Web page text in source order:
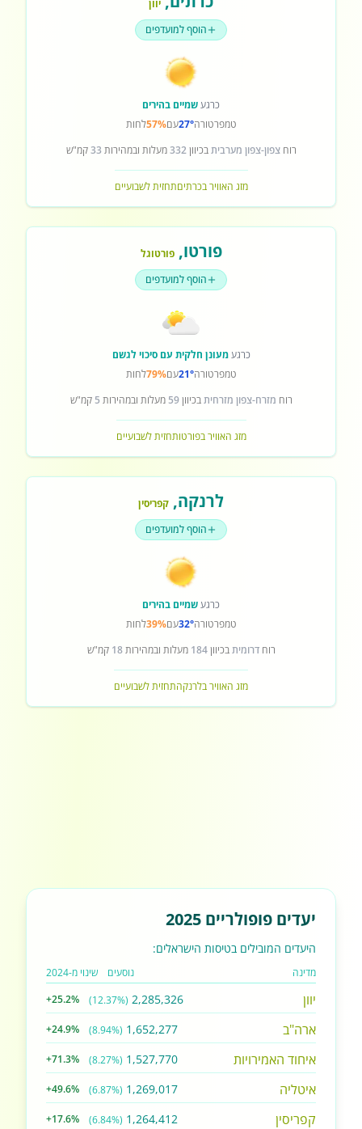
יוון
הוסף למועדפים
כרגעשמיים בהירים
טמפרטורה27°עם57%לחות
רוחצפון-צפון מערביתבכיוון332מעלות ובמהירות 33קמ"ש
מזג האוויר בכרתיםתחזית לשבועיים
פורטו,פורטוגל
הוסף למועדפים
כרגעמעונן חלקית עם סיכוי לגשם
טמפרטורה21°עם79%לחות
רוח מזרח-צפון מזרחיתבכיוון59 מעלות ובמהירות 5 קמ"ש
מזג האוויר בפורטותחזית לשבועיים
לרנקה, קפריסין
הוסף למועדפים
כרגעשמיים בהירים
טמפרטורה32°עם39%לחות
רוחדרומיתבכיוון184 מעלות ובמהירות18 קמ"ש
מזג האוויר בלרנקהתחזית לשבועיים
יעדים פופולריים 2025
היעדים המובילים בטיסות הישראלים:
מדינה נוסעים שינוי מ-2024
יוון 2,285,326
(12.37%)
+25.2%
ארה"ב 1,652,277
(8.94%)
+24.9%
איחוד האמירויות 1,527,770
(8.27%)
+71.3%
איטליה 1,269,017
(6.87%)
+49.6%
קפריסין 1,264,412
(6.84%)
+17.6%